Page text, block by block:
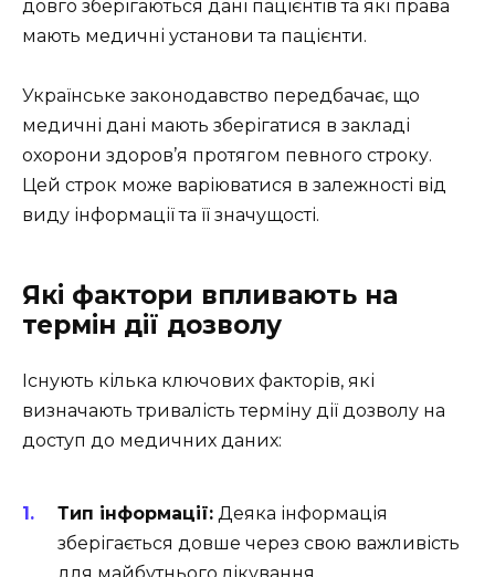
довго зберігаються дані пацієнтів та які права
мають медичні установи та пацієнти.
Українське законодавство передбачає, що
медичні дані мають зберігатися в закладі
охорони здоров’я протягом певного строку.
Цей строк може варіюватися в залежності від
виду інформації та її значущості.
Які фактори впливають на
термін дії дозволу
Існують кілька ключових факторів, які
визначають тривалість терміну дії дозволу на
доступ до медичних даних:
Тип інформації: Деяка інформація
зберігається довше через свою важливість
для майбутнього лікування.